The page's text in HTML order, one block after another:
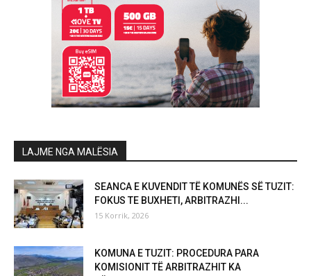
LAJME NGA MALËSIA
SEANCA E KUVENDIT TË KOMUNËS SË TUZIT:
FOKUS TE BUXHETI, ARBITRAZHI...
15 Korrik, 2026
KOMUNA E TUZIT: PROCEDURA PARA
KOMISIONIT TË ARBITRAZHIT KA